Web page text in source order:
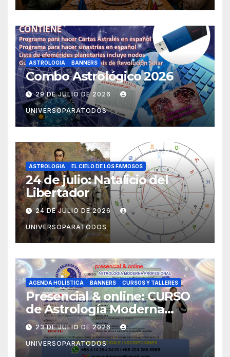
ASTROLOGIA BANNERS
Combo Astrológico 2026
29 DE JULIO DE 2026
UNIVERSOPARATODOS
ASTROLOGIA EL CIELO DE LOS FAMOSOS
24 de julio: Natalicio del
Libertador
24 DE JULIO DE 2026
UNIVERSOPARATODOS
AGENDA HOLÍSTICA BANNERS CURSOS Y TALLERES
Presencial & online: CURSO
de Astrología Moderna
Profesional (Orientado a la
Psicoastrología)
23 DE JULIO DE 2026
UNIVERSOPARATODOS